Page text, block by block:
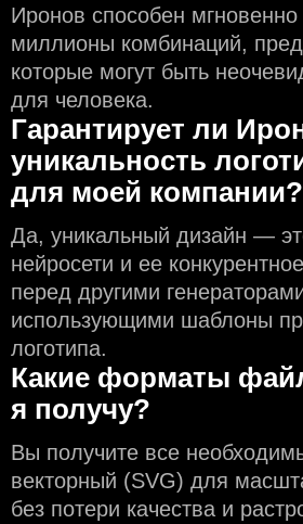
Иронов способен мгновенно
миллионы комбинаций,
которые могут быть
для человека.
Гарантирует ли
уникальность
для моей компании?
Да, уникальный дизайн —
нейросети и еe
перед другими
использующими шаблоны
логотипа.
Какие форматы
я получу?
Вы получите все
векторный (SVG) для
без потери качества и